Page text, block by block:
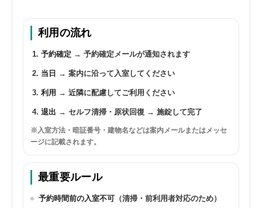
利用の流れ
予約確定 → 予約確定メールが通知されます
当日 → 案内に沿って入室してください
利用 → 近隣に配慮してご利用ください
退出 → セルフ清掃・原状回復 → 施錠して完了
※入室方法・暗証番号・建物名などは案内メールまたはメッセ
ージに記載されます。
最重要ルール
予約時間前の入室不可 （清掃・前利用者対応のため）